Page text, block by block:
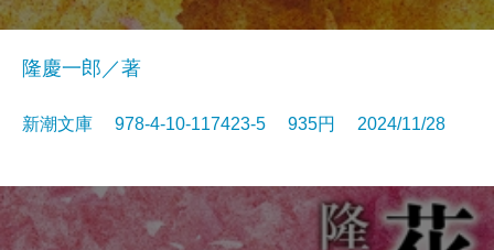
隆慶一郎／著
新潮文庫 978-4-10-117423-5 935円 2024/11/28